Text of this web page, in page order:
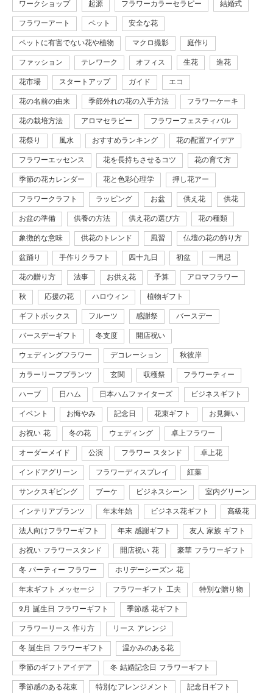
ワークショップ 起源 フラワーカラーセラピー 結婚式
フラワーアート ペット 安全な花
ペットに有害でない花や植物 マクロ撮影 庭作り
ファッション テレワーク オフィス 生花 造花
花市場 スタートアップ ガイド エコ
花の名前の由来 季節外れの花の入手方法 フラワーケーキ
花の栽培方法 アロマセラピー フラワーフェスティバル
花祭り 風水 おすすめランキング 花の配置アイデア
フラワーエッセンス 花を長持ちさせるコツ 花の育て方
季節の花カレンダー 花と色彩心理学 押し花アー
フラワークラフト ラッピング お盆 供え花 供花
お盆の準備 供養の方法 供え花の選び方 花の種類
象徴的な意味 供花のトレンド 風習 仏壇の花の飾り方
盆踊り 手作りクラフト 四十九日 初盆 一周忌
花の贈り方 法事 お供え花 予算 アロマフラワー
秋 応援の花 ハロウィン 植物ギフト
ギフトボックス フルーツ 感謝祭 バースデー
バースデーギフト 冬支度 開店祝い
ウェディングフラワー デコレーション 秋彼岸
カラーリーフプランツ 玄関 収穫祭 フラワーティー
ハーブ 日ハム 日本ハムファイターズ ビジネスギフト
イベント お悔やみ 記念日 花束ギフト お見舞い
お祝い 花 冬の花 ウェディング 卓上フラワー
オーダーメイド 公演 フラワー スタンド 卓上花
インドアグリーン フラワーディスプレイ 紅葉
サンクスギビング ブーケ ビジネスシーン 室内グリーン
インテリアプランツ 年末年始 ビジネス花ギフト 高級花
法人向けフラワーギフト 年末 感謝ギフト 友人 家族 ギフト
お祝い フラワースタンド 開店祝い 花 豪華 フラワーギフト
冬 パーティー フラワー ホリデーシーズン 花
年末ギフト メッセージ フラワーギフト 工夫 特別な贈り物
2月 誕生日 フラワーギフト 季節感 花ギフト
フラワーリース 作り方 リース アレンジ
冬 誕生日 フラワーギフト 温かみのある花
季節のギフトアイデア 冬 結婚記念日 フラワーギフト
季節感のある花束 特別なアレンジメント 記念日ギフト